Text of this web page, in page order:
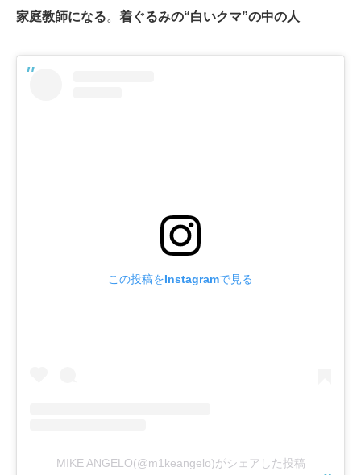
家庭教師になる。 着ぐるみの“白いクマ”の中の人
この投稿をInstagramで見る
MIKE ANGELO(@m1keangelo)がシェアした投稿